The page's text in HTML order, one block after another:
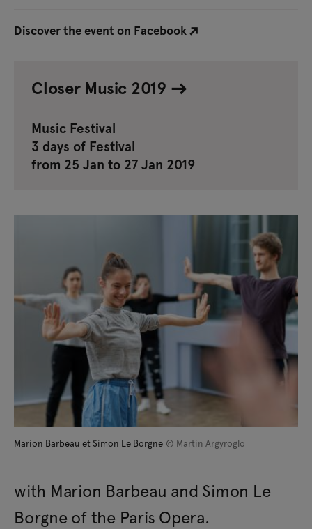
Discover the event on Facebook
Closer Music 2019
Music Festival
3 days of Festival
from 25 Jan to 27 Jan 2019
Marion Barbeau et Simon Le Borgne © Martin Argyroglo
with Marion Barbeau and Simon Le
Borgne of the Paris Opera.